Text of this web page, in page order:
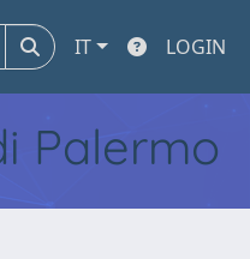
IT LOGIN
Palermo